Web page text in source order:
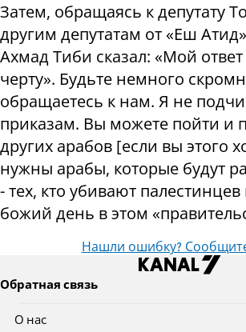
Затем, обращаясь к депутату
другим депутатам от «Еш
Ахмад Тиби сказал: «Мой
черту». Будьте немного
обращаетесь к нам. Я не
приказам. Вы можете пойти и
других арабов [если вы этого
нужны арабы, которые будут
- тех, кто убивают
божий день в этом
Нашли ошибку?
Обратная связь
О нас